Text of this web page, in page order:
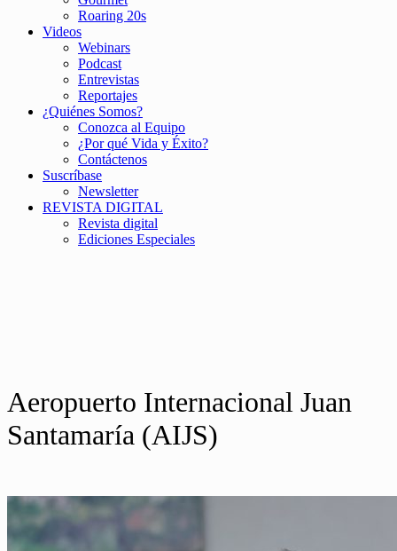
Roaring 20s
Videos
Webinars
Podcast
Entrevistas
Reportajes
¿Quiénes Somos?
Conozca al Equipo
¿Por qué Vida y Éxito?
Contáctenos
Suscríbase
Newsletter
REVISTA DIGITAL
Revista digital
Ediciones Especiales
Aeropuerto Internacional Juan
Santamaría (AIJS)